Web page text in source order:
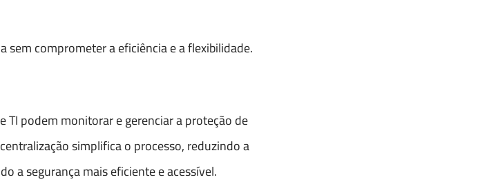
comprometer a eficiência e a flexibilidade.
TI podem monitorar e gerenciar a proteção de
simplifica o processo, reduzindo a
a segurança mais eficiente e acessível.